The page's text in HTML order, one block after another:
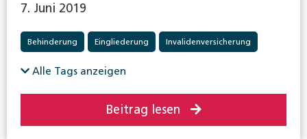
7. Juni 2019
Behinderung Eingliederung Invalidenversicherung
Alle Tags anzeigen
Beitrag lesen